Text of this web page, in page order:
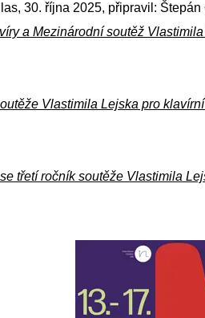
30. října 2025, připravil: Štepán
a Mezinárodní soutěž
Vlastimila Lejska pro
třetí ročník soutěže Vlastimila